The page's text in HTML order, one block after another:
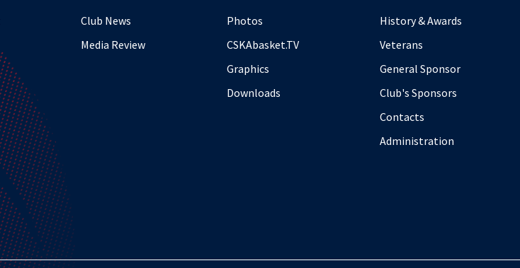
Club News
Media Review
Photos
CSKAbasket.TV
Graphics
Downloads
History & Awards
Veterans
General Sponsor
Club's Sponsors
Contacts
Administration